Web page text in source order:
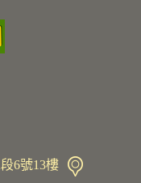
6號13樓